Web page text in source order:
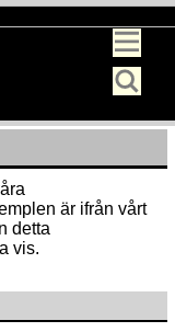
är ifrån vårt
detta
vis.